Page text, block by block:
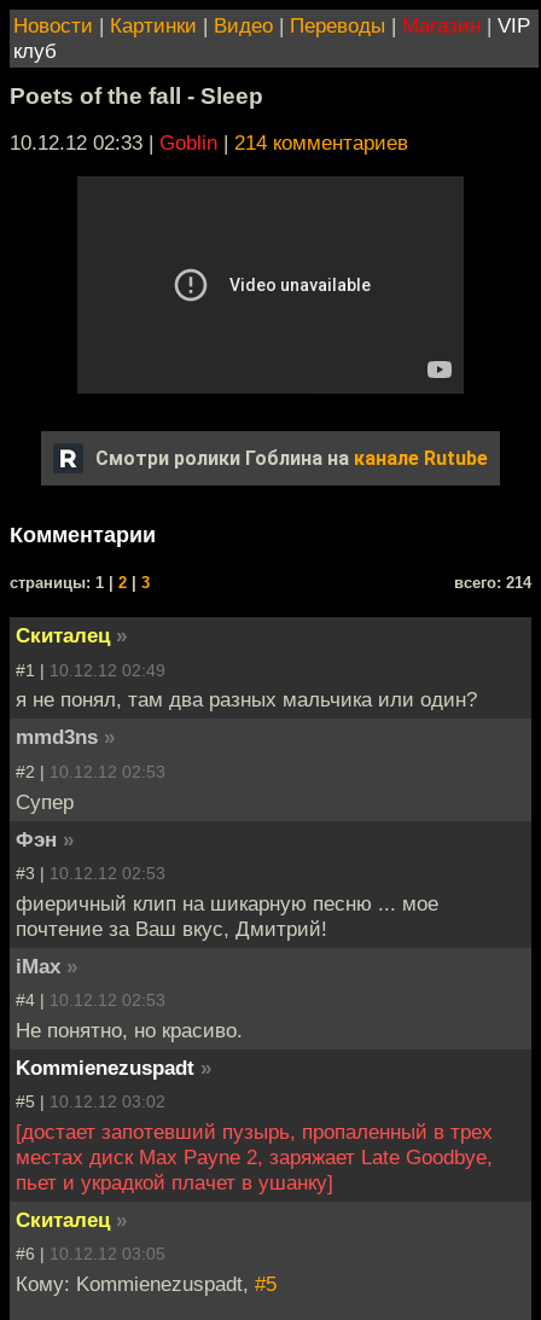
Новости | Картинки | Видео | Переводы | Магазин | VIP
клуб
Poets of the fall - Sleep
10.12.12 02:33 | Goblin | 214 комментариев
Смотри ролики Гоблина на канале Rutube
Комментарии
cтраницы: 1 | 2 3 всего: 214
Скиталец »
#1 | 10.12.12 02:49
я не понял, там два разных мальчика или один?
mmd3ns »
#2 | 10.12.12 02:53
Супер
Фэн »
#3 | 10.12.12 02:53
фиеричный клип на шикарную песню ... мое
почтение за Ваш вкус, Дмитрий!
iMax »
#4 | 10.12.12 02:53
Не понятно, но красиво.
Kommienezuspadt »
#5 | 10.12.12 03:02
[достает запотевший пузырь, пропаленный в трех
местах диск Max Payne 2, заряжает Late Goodbye,
пьет и украдкой плачет в ушанку]
Скиталец »
#6 | 10.12.12 03:05
Кому: Kommienezuspadt, #5